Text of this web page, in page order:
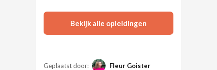
Bekijk alle opleidingen
Geplaatst door: Fleur Goister